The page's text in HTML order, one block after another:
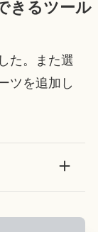
きるツール
た。また選
ツを追加し